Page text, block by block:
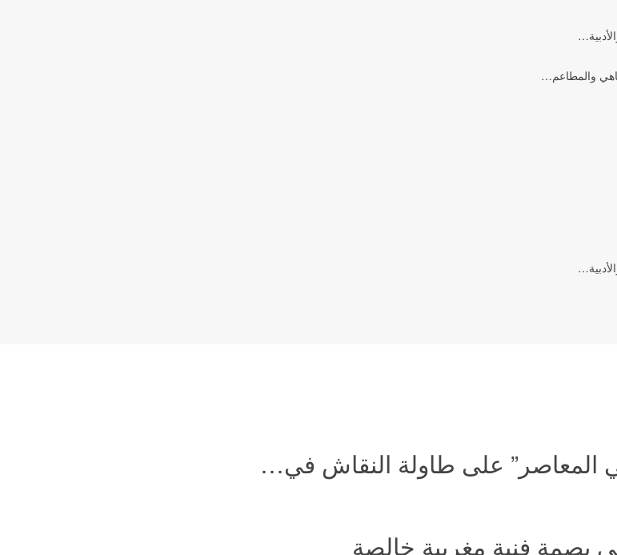
والمطاعم…
المعاصر” على طاولة النقاش في…
بصمة فنية مغربية خالصة